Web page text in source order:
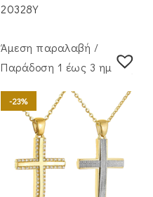
20328Y
Άμεση παραλαβή /
Παράδoση 1 έως 3 ημέρες
-23%